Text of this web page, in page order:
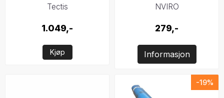
Tectis
1.049,-
Kjøp
NVIRO
279,-
Informasjon
-19%